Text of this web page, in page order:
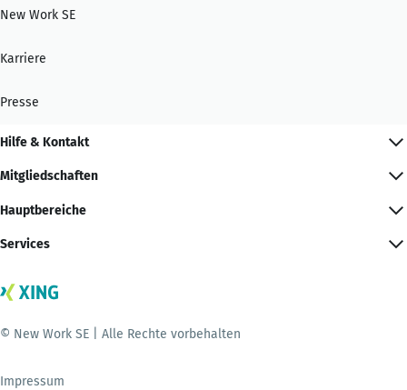
New Work SE
Karriere
Presse
Hilfe & Kontakt
Mitgliedschaften
Hauptbereiche
Services
© New Work SE | Alle Rechte vorbehalten
Impressum